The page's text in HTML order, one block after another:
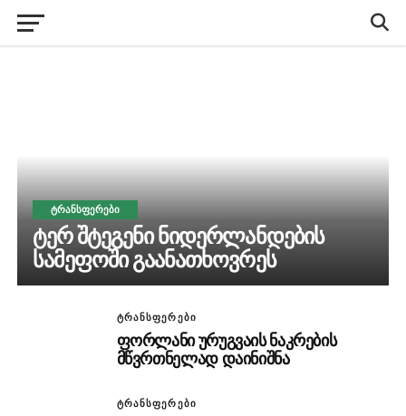
ᲢᲠᲐᲜᲡᲤᲔᲠᲔᲑᲘ
ტერ შტეგენი ნიდერლანდების
სამეფოში გაანათხოვრეს
ᲢᲠᲐᲜᲡᲤᲔᲠᲔᲑᲘ
ფორლანი ურუგვაის ნაკრების
მწვრთნელად დაინიშნა
ᲢᲠᲐᲜᲡᲤᲔᲠᲔᲑᲘ